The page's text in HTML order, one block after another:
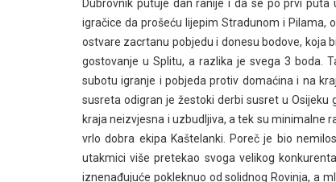
Dubrovnik putuje dan ranije i da se po prvi
igračice da prošeću lijepim Stradunom i Pilama,
ostvare zacrtanu pobjedu i donesu bodove, koja
gostovanje u Splitu, a razlika je svega 3 boda.
subotu igranje i pobjeda protiv domaćina i na
susreta odigran je žestoki derbi susret u Osijeku
kraja neizvjesna i uzbudljiva, a tek su minimalne
vrlo dobra ekipa Kaštelanki. Poreč je bio
utakmici više pretekao svoga velikog
iznenađujuće pokleknuo od solidnog Rovinja, a